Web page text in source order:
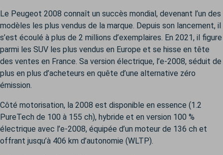
Le Peugeot 2008 connaît un succès mondial, devenant l’un des
modèles les plus vendus de la marque. Depuis son lancement, il
s’est écoulé à plus de 2 millions d’exemplaires. En 2021, il figure
parmi les SUV les plus vendus en Europe et se hisse en tête
des ventes en France. Sa version électrique, l’e-2008, séduit de
plus en plus d’acheteurs en quête d’une alternative zéro
émission.
Côté motorisation, la 2008 est disponible en essence (1.2
PureTech de 100 à 155 ch), hybride et en version 100 %
électrique avec l’e-2008, équipée d’un moteur de 136 ch et
offrant jusqu’à 406 km d’autonomie (WLTP).